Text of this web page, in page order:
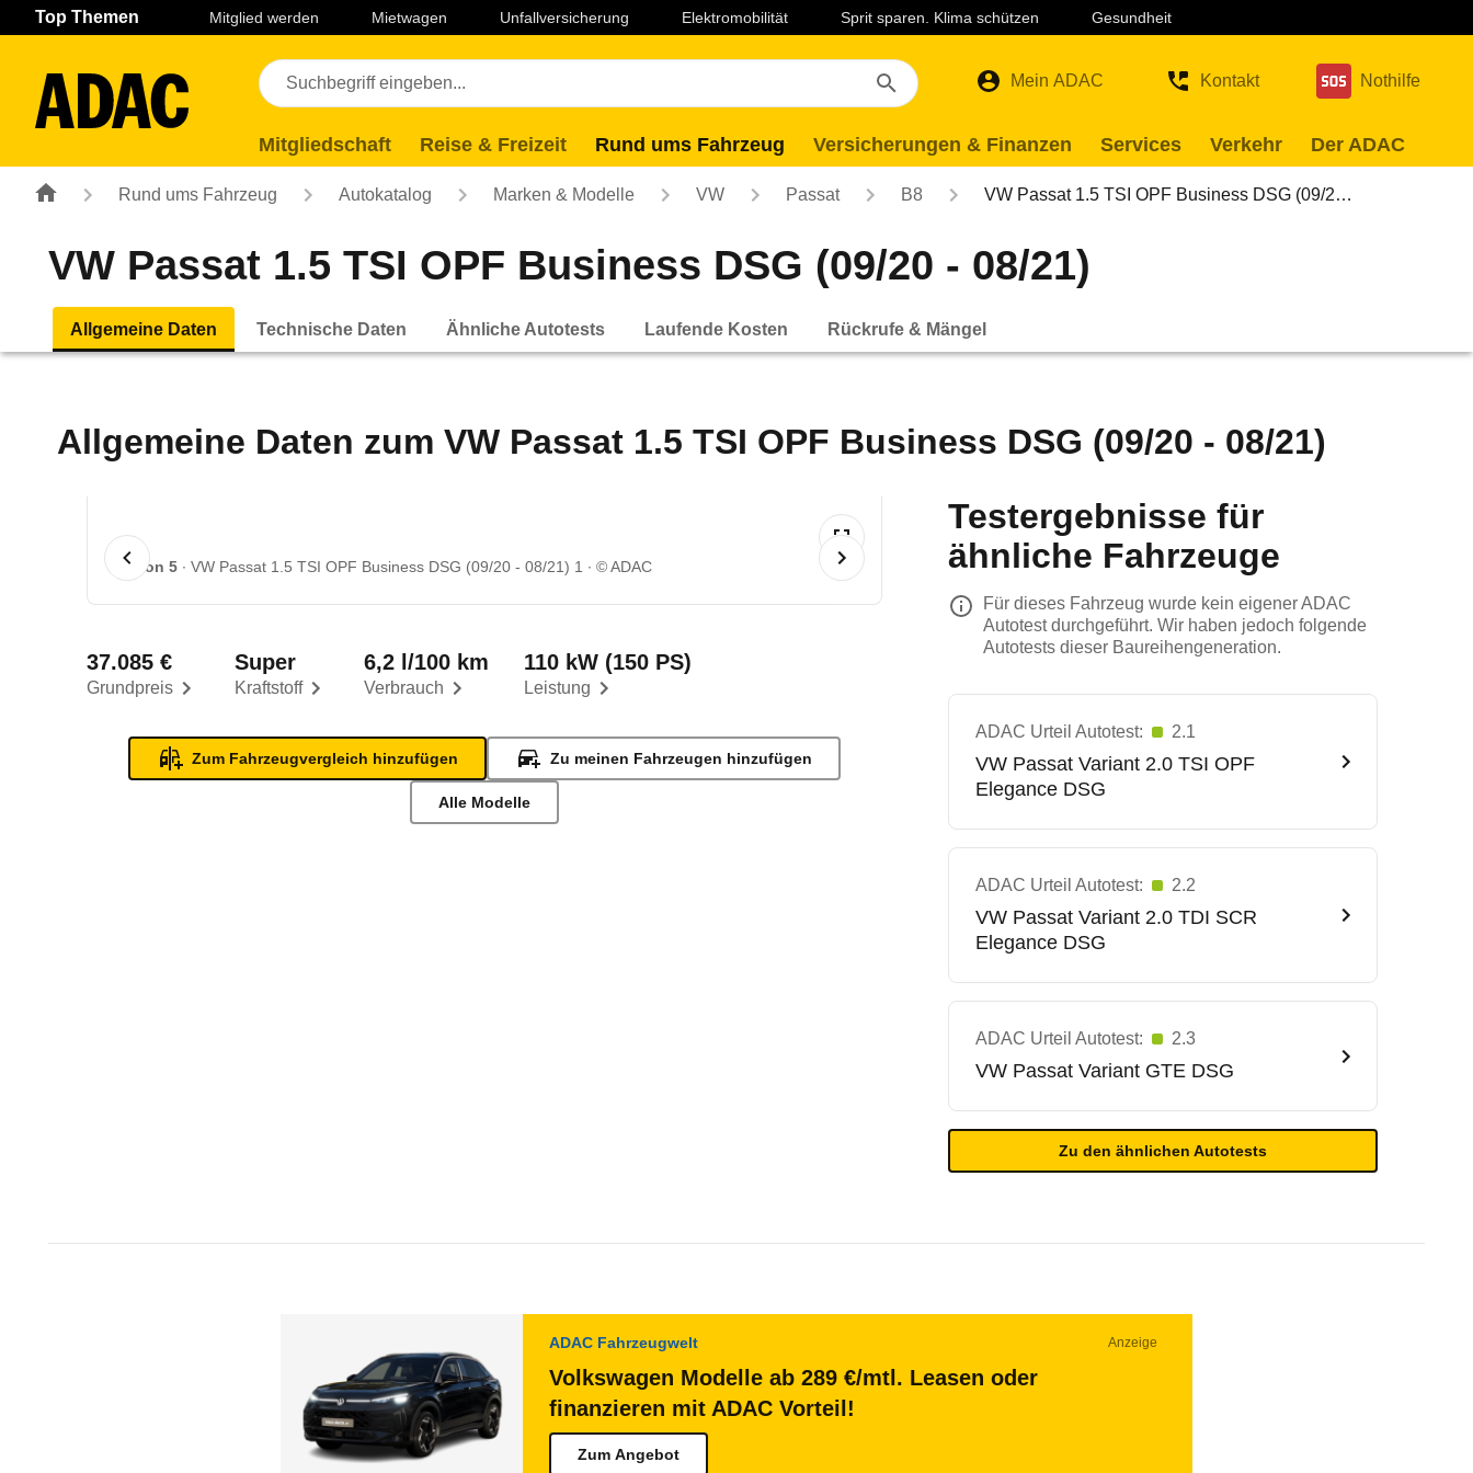
Navigation Seiteninhalt Fußzeile
Top Themen Mitglied werden Mietwagen Unfallversicherung Elektromobilität Sprit sparen. Klima schützen Gesundheit
Mein ADAC Kontakt Nothilfe
Mitgliedschaft Reise & Freizeit Rund ums Fahrzeug Versicherungen & Finanzen Services Verkehr Der ADAC
Rund ums Fahrzeug Autokatalog Marken & Modelle VW Passat B8 VW Passat 1.5 TSI OPF Business DSG (09/2…
VW Passat 1.5 TSI OPF Business DSG (09/20 - 08/21)
Allgemeine Daten Technische Daten Ähnliche Autotests Laufende Kosten Rückrufe & Mängel
Allgemeine Daten zum VW Passat 1.5 TSI OPF Business DSG (09/20 - 08/21)
1 von 5 VW Passat 1.5 TSI OPF Business DSG (09/20 - 08/21) 1 © ADAC
Grundpreis
37.085 €
Kraftstoff
Super
Verbrauch
6,2 l/100 km
Leistung
110 kW (150 PS)
Zum Fahrzeugvergleich hinzufügen Zu meinen Fahrzeugen hinzufügen
Alle Modelle
Testergebnisse für
ähnliche Fahrzeuge
Für dieses Fahrzeug wurde kein eigener ADAC
Autotest durchgeführt. Wir haben jedoch folgende
Autotests dieser Baureihengeneration.
ADAC Urteil Autotest: 2.1
VW Passat Variant 2.0 TSI OPF
Elegance DSG
ADAC Urteil Autotest: 2.2
VW Passat Variant 2.0 TDI SCR
Elegance DSG
ADAC Urteil Autotest: 2.3
VW Passat Variant GTE DSG
Zu den ähnlichen Autotests
ADAC Fahrzeugwelt Anzeige
Volkswagen Modelle ab 289 €/mtl. Leasen oder
finanzieren mit ADAC Vorteil!
Zum Angebot